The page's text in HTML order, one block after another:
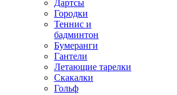
Дартсы
Городки
Теннис и
бадминтон
Бумеранги
Гантели
Летающие тарелки
Скакалки
Гольф